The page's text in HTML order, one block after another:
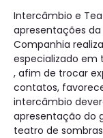
Intercâmbio e
apresentações
Companhia
especializado em
, afim de trocar
contatos,
intercâmbio
apresentação do
teatro de